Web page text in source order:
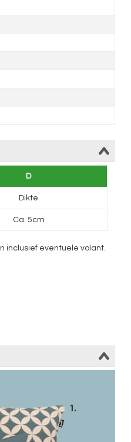
D
Dikte
Ca. 5cm
inclusief eventuele volant.